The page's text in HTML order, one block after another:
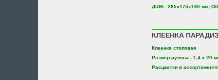
ДШВ - 285х175х160 мм;
КЛЕЕНКА
Клеенка столовая
Размер рулона - 1,4 х 20
Расцветки в ассортименте